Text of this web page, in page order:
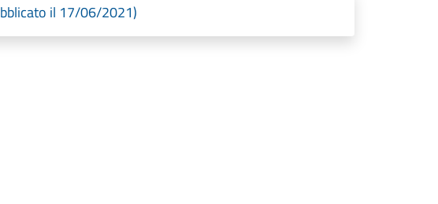
il 17/06/2021)